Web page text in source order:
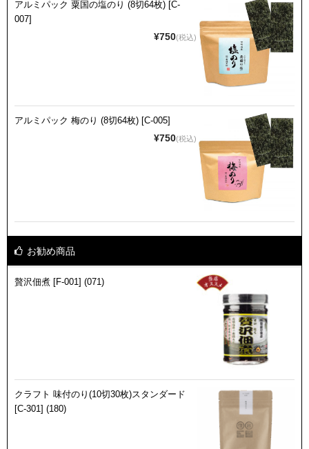
アルミパック 粟国の塩のり (8切64枚) [C-
007]
¥750(税込)
アルミパック 梅のり (8切64枚) [C-005]
¥750(税込)
お勧め商品
贅沢佃煮 [F-001] (071)
クラフト 味付のり(10切30枚)スタンダード
[C-301] (180)